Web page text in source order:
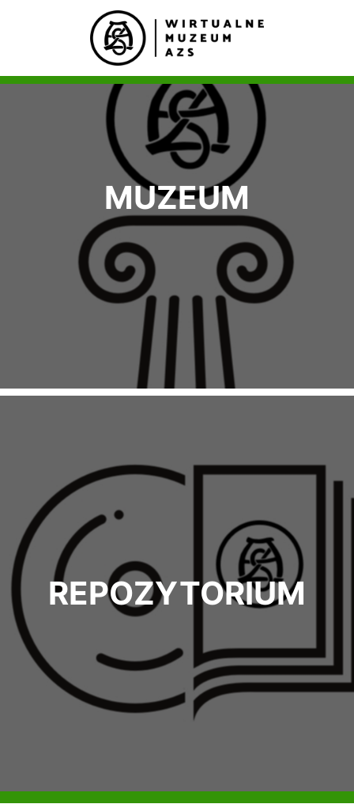
MUZEUM
REPOZYTORIUM